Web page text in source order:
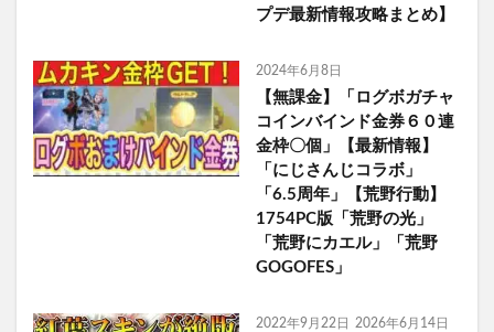
プデ最新情報攻略まとめ】
2024年6月8日
【無課金】「ログボガチャ
コインバインド金券６０連
金枠〇個」【最新情報】
「にじさんじコラボ」
「6.5周年」【荒野行動】
1754PC版「荒野の光」
「荒野にカエル」「荒野
GOGOFES」
2022年9月22日 2026年6月14日